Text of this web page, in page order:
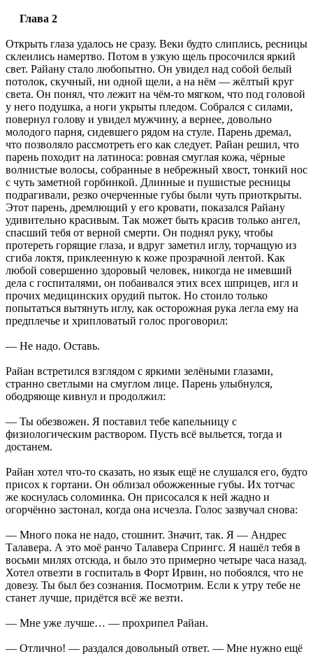
Глава 2
Открыть глаза удалось не сразу. Веки будто слиплись, ресницы
склеились намертво. Потом в узкую щель просочился яркий
свет. Райану стало любопытно. Он увидел над собой белый
потолок, скучный, ни одной щели, а на нём — жёлтый круг
света. Он понял, что лежит на чём-то мягком, что под головой
у него подушка, а ноги укрыты пледом. Собрался с силами,
повернул голову и увидел мужчину, а вернее, довольно
молодого парня, сидевшего рядом на стуле. Парень дремал,
что позволяло рассмотреть его как следует. Райан решил, что
парень походит на латиноса: ровная смуглая кожа, чёрные
волнистые волосы, собранные в небрежный хвост, тонкий нос
с чуть заметной горбинкой. Длинные и пушистые ресницы
подрагивали, резко очерченные губы были чуть приоткрыты.
Этот парень, дремлющий у его кровати, показался Райану
удивительно красивым. Так может быть красив только ангел,
спасший тебя от верной смерти. Он поднял руку, чтобы
протереть горящие глаза, и вдруг заметил иглу, торчащую из
сгиба локтя, приклеенную к коже прозрачной лентой. Как
любой совершенно здоровый человек, никогда не имевший
дела с госпиталями, он побаивался этих всех шприцев, игл и
прочих медицинских орудий пыток. Но стоило только
попытаться вытянуть иглу, как осторожная рука легла ему на
предплечье и хрипловатый голос проговорил:
— Не надо. Оставь.
Райан встретился взглядом с яркими зелёными глазами,
странно светлыми на смуглом лице. Парень улыбнулся,
ободряюще кивнул и продолжил:
— Ты обезвожен. Я поставил тебе капельницу с
физиологическим раствором. Пусть всё выльется, тогда и
достанем.
Райан хотел что-то сказать, но язык ещё не слушался его, будто
присох к гортани. Он облизал обожженные губы. Их тотчас
же коснулась соломинка. Он присосался к ней жадно и
огорчённо застонал, когда она исчезла. Голос зазвучал снова:
— Много пока не надо, стошнит. Значит, так. Я — Андрес
Талавера. А это моё ранчо Талавера Спрингс. Я нашёл тебя в
восьми милях отсюда, и было это примерно четыре часа назад.
Хотел отвезти в госпиталь в Форт Ирвин, но побоялся, что не
довезу. Ты был без сознания. Посмотрим. Если к утру тебе не
станет лучше, придётся всё же везти.
— Мне уже лучше… — прохрипел Райан.
— Отлично! — раздался довольный ответ. — Мне нужно ещё